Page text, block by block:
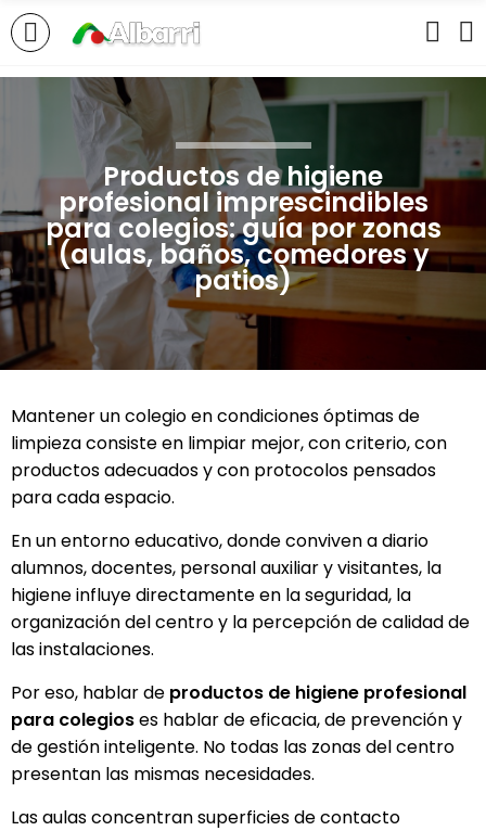
Productos de higiene
profesional imprescindibles
para colegios: guía por zonas
(aulas, baños, comedores y
patios)
Mantener un colegio en condiciones óptimas de
limpieza consiste en limpiar mejor, con criterio, con
productos adecuados y con protocolos pensados
para cada espacio.
En un entorno educativo, donde conviven a diario
alumnos, docentes, personal auxiliar y visitantes, la
higiene influye directamente en la seguridad, la
organización del centro y la percepción de calidad de
las instalaciones.
Por eso, hablar de productos de higiene profesional
para colegioses hablar de eficacia, de prevención y
de gestión inteligente. No todas las zonas del centro
presentan las mismas necesidades.
Las aulas concentran superficies de contacto